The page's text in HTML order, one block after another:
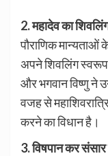
2. महादेव का
पौराणिक मान्यताओं
अपने शिवलिंग
और भगवान विष्णु ने
वजह से
करने का विधान है।
3. विषपान कर